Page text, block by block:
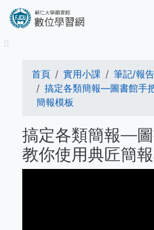
內
⠿
導
航
結
首頁 實用小課
筆記/報
搞定各類簡報—圖書館手
簡報模板
搞定各類簡報—
教你使用典匠簡